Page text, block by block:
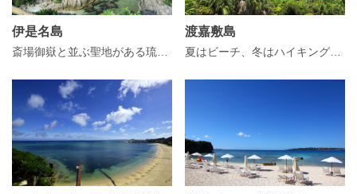
伊是名島 渡嘉敷島